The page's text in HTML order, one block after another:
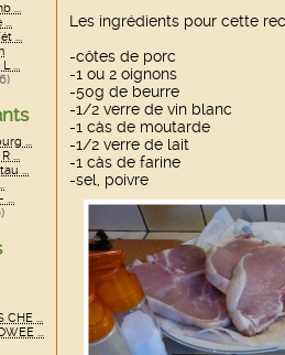
...
...
...
...
)
...
...
...
...
)
CHE ...
...
Les ingrédients pour cette
-côtes de porc
-1 ou 2 oignons
-50g de beurre
-1/2 verre de vin blanc
-1 càs de moutarde
-1/2 verre de lait
-1 càs de farine
-sel, poivre